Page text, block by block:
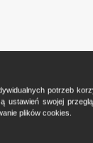
potrzeb
swojej
plików cookies.